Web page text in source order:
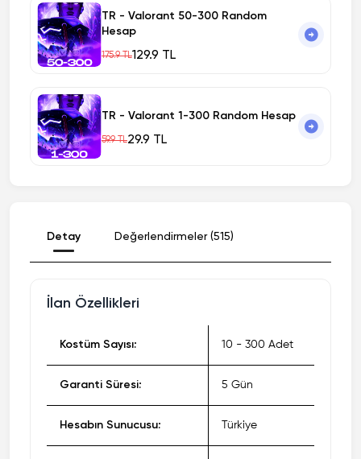
TR - Valorant 50-300 Random
Hesap
175.9 TL129.9 TL
TR - Valorant 1-300 Random Hesap
59.9 TL29.9 TL
Detay Değerlendirmeler (515)
İlan Özellikleri
Kostüm Sayısı: 10 - 300 Adet
Garanti Süresi: 5 Gün
Hesabın Sunucusu: Türkiye